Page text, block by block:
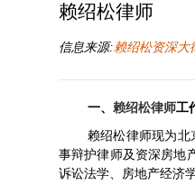
赖绍松律师
信息来源:赖绍松资深大
一、 赖绍松律师工
赖绍松律师现为北
事辩护律师及资深房地
诉讼法学、房地产经济